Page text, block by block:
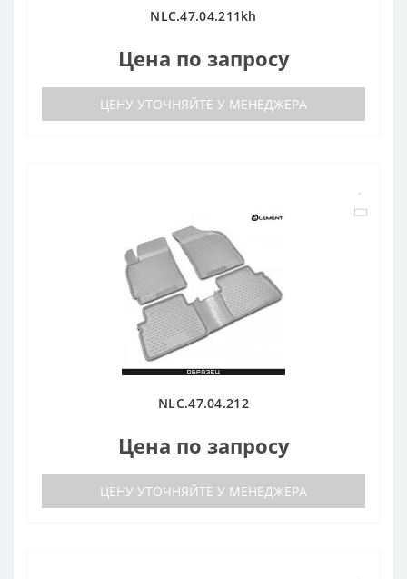
NLC.47.04.211kh
Цена по запросу
ЦЕНУ УТОЧНЯЙТЕ У МЕНЕДЖЕРА
NLC.47.04.212
Цена по запросу
ЦЕНУ УТОЧНЯЙТЕ У МЕНЕДЖЕРА